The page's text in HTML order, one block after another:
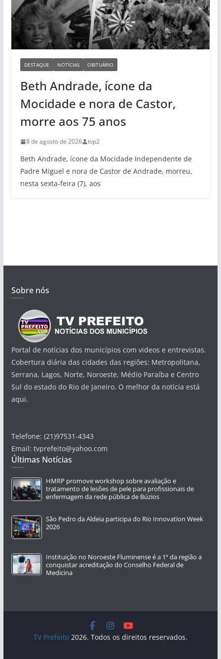
DESTAQUE NOTÍCIAS OBITUÁRIO
Beth Andrade, ícone da
Mocidade e nora de Castor,
morre aos 75 anos
8 de agosto de 2026 tvp2
Beth Andrade, ícone da Mocidade Independente de
Padre Miguel e nora de Castor de Andrade, morreu,
nesta sexta-feira (7), aos
Sobre nós
Portal de notícias dos municípios com videos e entrevistas.
Cobertura diária das cidades das regiões: Metropolitana,
Serrana, Lagos, Norte, Noroeste, Médio Paraíba e Centro
Sul do estado do Rio de Janeiro. O melhor da notícia está
aqui.
Telefone: (21)97531-4343
Email: tvprefeito@yahoo.com
Últimas Notícias
HMRP promove workshop sobre avaliação e
tratamento de lesões de pele para profissionais de
enfermagem da rede pública de Búzios
São Pedro da Aldeia participa do Rio Innovation Week
2026
Instituição no Noroeste Fluminense é a 1ª da região a
conquistar acreditação do Conselho Federal de
Medicina
TV Prefeito2026. Todos os direitos reservados.